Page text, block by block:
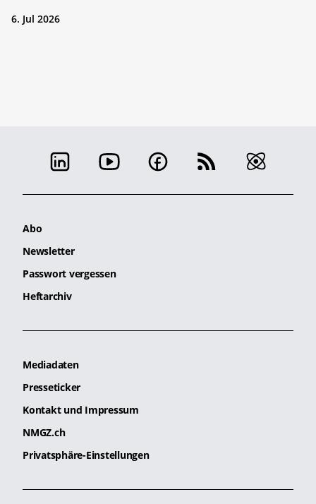
6. Jul 2026
Abo
Newsletter
Passwort vergessen
Heftarchiv
Mediadaten
Presseticker
Kontakt und Impressum
NMGZ.ch
Privatsphäre-Einstellungen